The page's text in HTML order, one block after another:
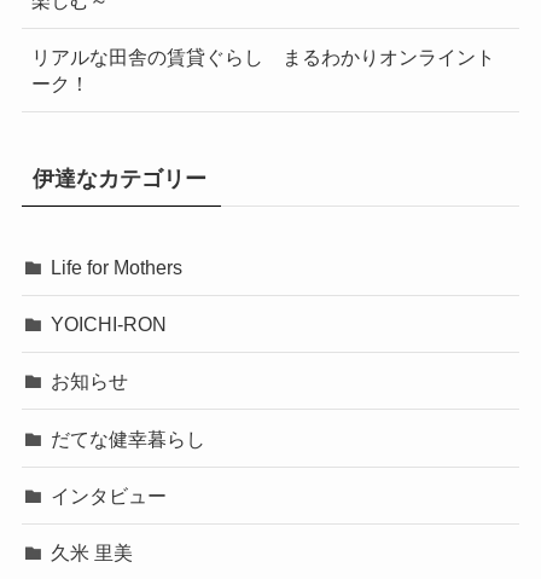
リアルな田舎の賃貸ぐらし まるわかりオンライント
ーク！
伊達なカテゴリー
Life for Mothers
YOICHI-RON
お知らせ
だてな健幸暮らし
インタビュー
久米 里美